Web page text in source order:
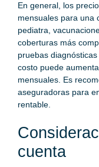
En general, los
mensuales para una
pediatra,
coberturas más
pruebas
costo puede
mensuales. Es
aseguradoras para
rentable.
cuenta